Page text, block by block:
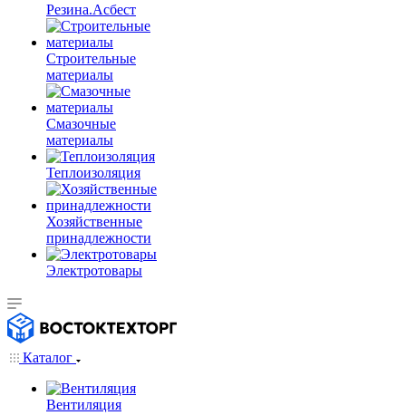
Резина.Асбест
Строительные
материалы
Смазочные
материалы
Теплоизоляция
Хозяйственные
принадлежности
Электротовары
Каталог
Вентиляция